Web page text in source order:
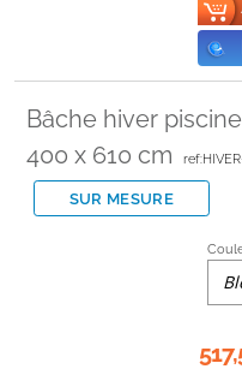
Bâche hiver
400 x 610 cm
SUR MESURE